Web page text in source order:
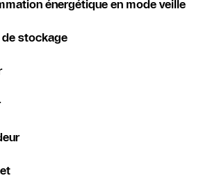
énergétique en mode veille
de stockage